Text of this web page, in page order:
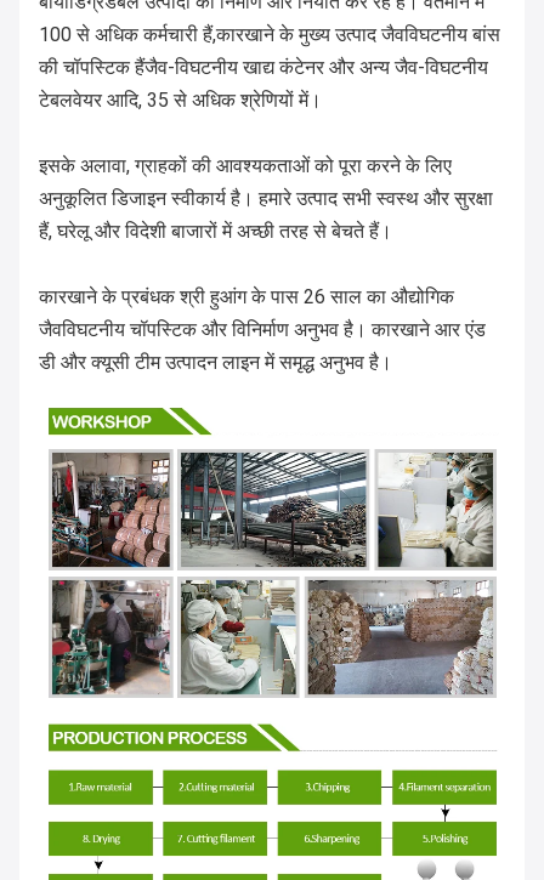
100 से अधिक कर्मचारी हैं,कारखाने के मुख्य उत्पाद जैवविघटनीय बांस
की चॉपस्टिक हैंजैव-विघटनीय खाद्य कंटेनर और अन्य जैव-विघटनीय
टेबलवेयर आदि, 35 से अधिक श्रेणियों में।
इसके अलावा, ग्राहकों की आवश्यकताओं को पूरा करने के लिए
अनुकूलित डिजाइन स्वीकार्य है। हमारे उत्पाद सभी स्वस्थ और सुरक्षा
हैं, घरेलू और विदेशी बाजारों में अच्छी तरह से बेचते हैं।
कारखाने के प्रबंधक श्री हुआंग के पास 26 साल का औद्योगिक
जैवविघटनीय चॉपस्टिक और विनिर्माण अनुभव है। कारखाने आर एंड
डी और क्यूसी टीम उत्पादन लाइन में समृद्ध अनुभव है।